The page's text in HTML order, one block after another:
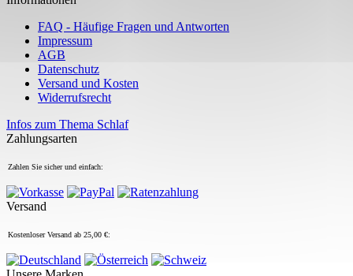
FAQ - Häufige Fragen und Antworten
Impressum
AGB
Datenschutz
Versand und Kosten
Widerrufsrecht
Infos zum Thema Schlaf
Zahlungsarten
Zahlen Sie sicher und einfach:
Versand
Kostenloser Versand ab 25,00 €: